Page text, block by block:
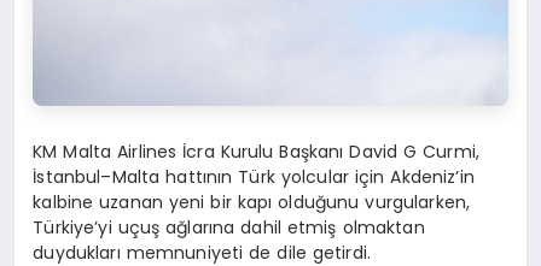
KM Malta Airlines İcra Kurulu Başkanı David G Curmi,
İstanbul–Malta hattının Türk yolcular için Akdeniz’in
kalbine uzanan yeni bir kapı olduğunu vurgularken,
Türkiye’yi uçuş ağlarına dahil etmiş olmaktan
duydukları memnuniyeti de dile getirdi.